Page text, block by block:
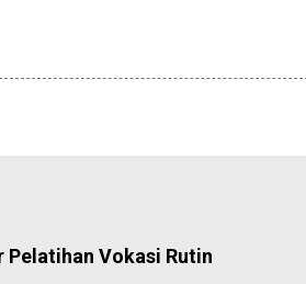
Pelatihan Vokasi Rutin